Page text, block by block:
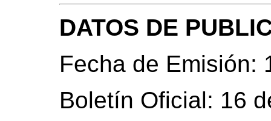
DATOS DE
Fecha de Emisión:
Boletín Oficial: 16